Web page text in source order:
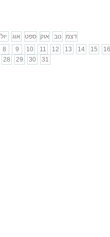
יול אוג ספט אוק נוב
דצמ
8 9 10 11 12 13 14 15 16
28 29 30 31